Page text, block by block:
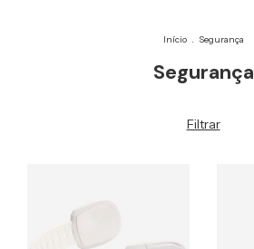
Início . Segurança
Segurança
Filtrar